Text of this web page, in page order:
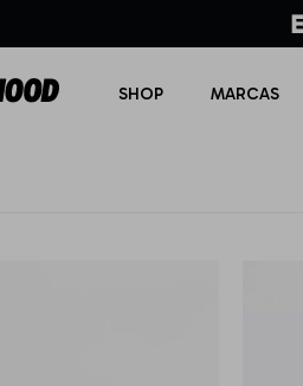
SHOP MARCAS